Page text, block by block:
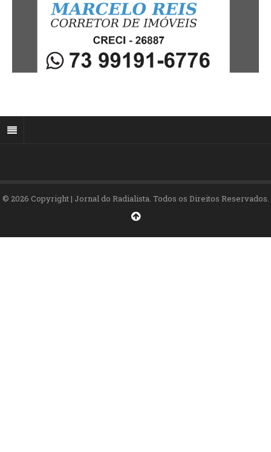
© 2026 Copyright | Jornal do Radialista. Todos os Direitos Reservados.